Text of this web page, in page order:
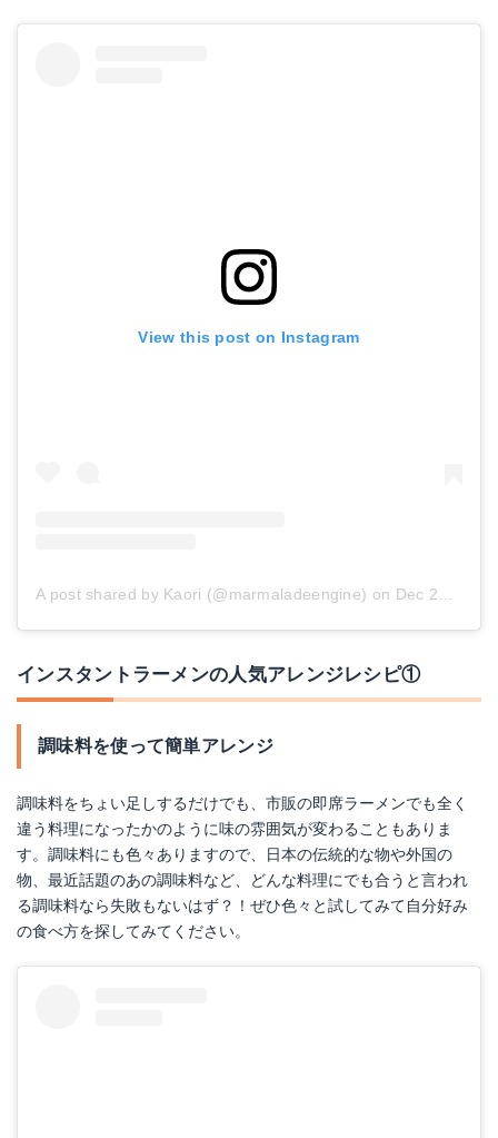
View this post on Instagram
A post shared by Kaori (@marmaladeengine) on Dec 23, 2016 at 9:12pm PST
インスタントラーメンの人気アレンジレシピ①
調味料を使って簡単アレンジ
調味料をちょい足しするだけでも、市販の即席ラーメンでも全く
違う料理になったかのように味の雰囲気が変わることもありま
す。調味料にも色々ありますので、日本の伝統的な物や外国の
物、最近話題のあの調味料など、どんな料理にでも合うと言われ
る調味料なら失敗もないはず？！ぜひ色々と試してみて自分好み
の食べ方を探してみてください。